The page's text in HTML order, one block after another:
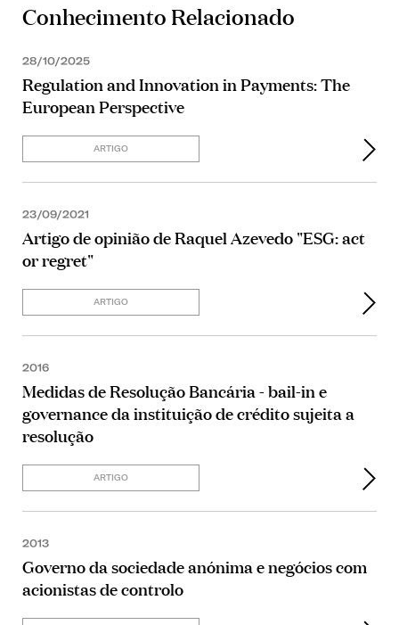
Conhecimento Relacionado
28/10/2025
Regulation and Innovation in Payments: The
European Perspective
ARTIGO
23/09/2021
Artigo de opinião de Raquel Azevedo "ESG: act
or regret"
ARTIGO
2016
Medidas de Resolução Bancária - bail-in e
governance da instituição de crédito sujeita a
resolução
ARTIGO
2013
Governo da sociedade anónima e negócios com
acionistas de controlo